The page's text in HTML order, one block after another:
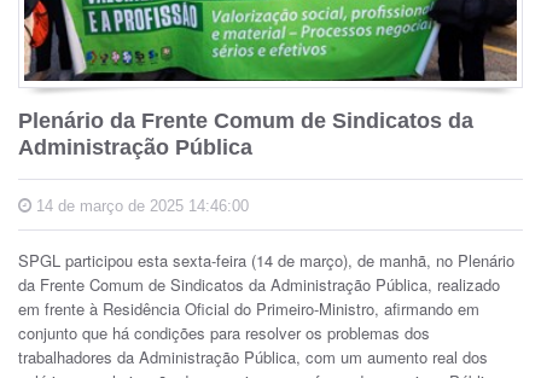
Plenário da Frente Comum de Sindicatos da
Administração Pública
14 de março de 2025 14:46:00
SPGL participou esta sexta-feira (14 de março), de manhã, no Plenário
da Frente Comum de Sindicatos da Administração Pública, realizado
em frente à Residência Oficial do Primeiro-Ministro, afirmando em
conjunto que há condições para resolver os problemas dos
trabalhadores da Administração Pública, com um aumento real dos